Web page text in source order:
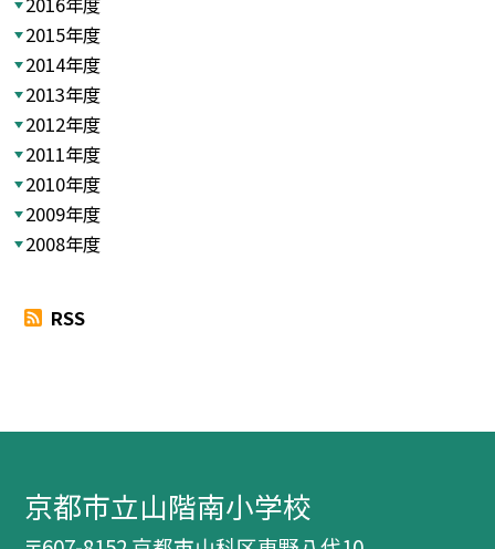
2015年度
2014年度
2013年度
2012年度
2011年度
2010年度
2009年度
2008年度
RSS
京都市立山階南小学校